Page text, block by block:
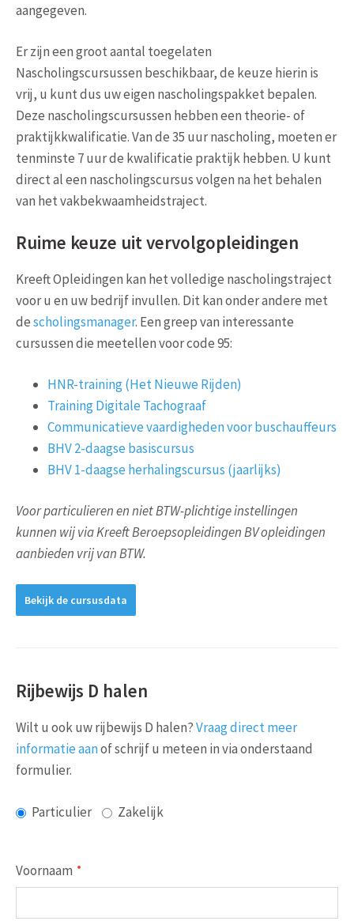
aangegeven.
Er zijn een groot aantal toegelaten
Nascholingscursussen beschikbaar, de keuze hierin is
vrij, u kunt dus uw eigen nascholingspakket bepalen.
Deze nascholingscursussen hebben een theorie- of
praktijkkwalificatie. Van de 35 uur nascholing, moeten er
tenminste 7 uur de kwalificatie praktijk hebben. U kunt
direct al een nascholingscursus volgen na het behalen
van het vakbekwaamheidstraject.
Ruime keuze uit vervolgopleidingen
Kreeft Opleidingen kan het volledige nascholingstraject
voor u en uw bedrijf invullen. Dit kan onder andere met
descholingsmanager. Een greep van interessante
cursussen die meetellen voor code 95:
HNR-training (Het Nieuwe Rijden)
Training Digitale Tachograaf
Communicatieve vaardigheden voor buschauffeurs
BHV 2-daagse basiscursus
BHV 1-daagse herhalingscursus (jaarlijks)
Voor particulieren en niet BTW-plichtige instellingen
kunnen wij via Kreeft Beroepsopleidingen BV opleidingen
aanbieden vrij van BTW.
Bekijk de cursusdata
Rijbewijs D halen
Wilt u ook uw rijbewijs D halen?Vraag direct meer
informatie aanof schrijf u meteen in via onderstaand
formulier.
Particulier Zakelijk
Voornaam